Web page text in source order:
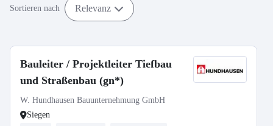
Sortieren nach Relevanz
Bauleiter / Projektleiter Tiefbau
und Straßenbau (gn*)
W. Hundhausen Bauunternehmung GmbH
Siegen